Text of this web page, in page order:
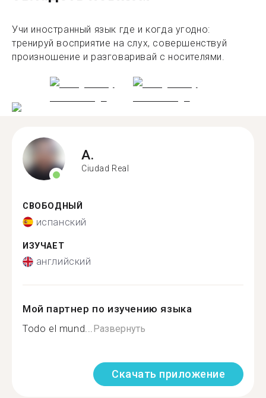
Учи иностранный язык где и когда угодно:
тренируй восприятие на слух, совершенствуй
произношение и разговаривай с носителями.
A.
Ciudad Real
СВОБОДНЫЙ
испанский
ИЗУЧАЕТ
английский
Мой партнер по изучению языка
Todo el mund...Развернуть
Скачать приложение